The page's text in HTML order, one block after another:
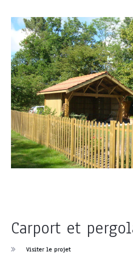
Carport et
Visiter le projet